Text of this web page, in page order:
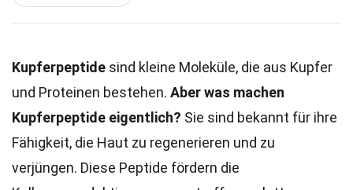
Kupferpeptide sind kleine Moleküle, die aus Kupfer
und Proteinen bestehen. Aber was machen
Kupferpeptide eigentlich? Sie sind bekannt für ihre
Fähigkeit, die Haut zu regenerieren und zu
verjüngen. Diese Peptide fördern die